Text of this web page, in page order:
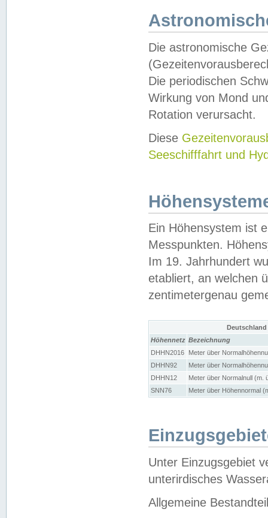
Die astronomische
Die periodischen
Wirkung von Mond
Rotation verursacht.
Diese
Seeschifffahrt und
Ein Höhensystem ist
Messpunkten.
Im 19. Jahrhundert
etabliert, an welchen
zentimetergenau
Höhennetz Bezeichnung
DHHN2016
Meter über
DHHN92
Meter über
DHHN12
Meter über Normalnull (m.
SNN76
Meter über Höhennormal
Unter Einzugsgebiet
unterirdisches
Allgemeine